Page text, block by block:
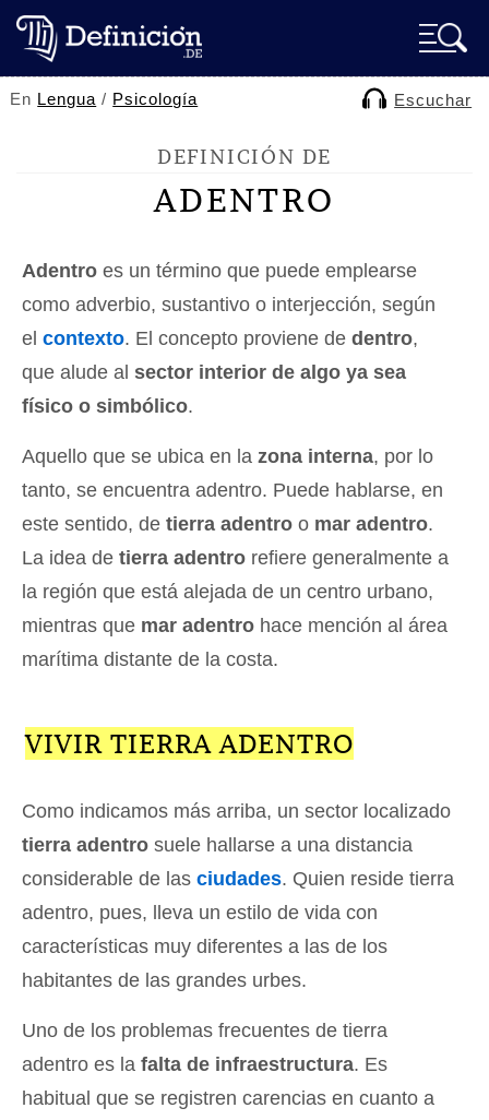
En Lengua / Psicología Escuchar
DEFINICIÓN DE
ADENTRO
Adentro es un término que puede emplearse
como adverbio, sustantivo o interjección, según
el contexto. El concepto proviene de dentro,
que alude al sector interior de algo ya sea
físico o simbólico.
Aquello que se ubica en la zona interna, por lo
tanto, se encuentra adentro. Puede hablarse, en
este sentido, de tierra adentro o mar adentro.
La idea de tierra adentro refiere generalmente a
la región que está alejada de un centro urbano,
mientras que mar adentro hace mención al área
marítima distante de la costa.
VIVIR TIERRA ADENTRO
Como indicamos más arriba, un sector localizado
tierra adentro suele hallarse a una distancia
considerable de las ciudades. Quien reside tierra
adentro, pues, lleva un estilo de vida con
características muy diferentes a las de los
habitantes de las grandes urbes.
Uno de los problemas frecuentes de tierra
adentro es la falta de infraestructura. Es
habitual que se registren carencias en cuanto a